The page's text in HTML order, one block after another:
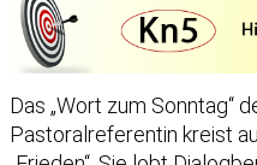
Das „Wort zum Sonntag“
Pastoralreferentin kreist